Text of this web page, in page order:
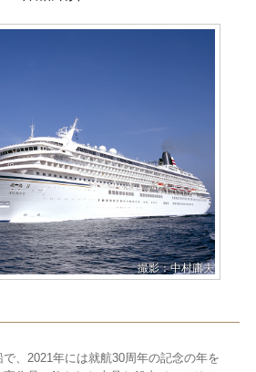
撮影：中村庸夫
、2021年には就航30周年の記念の年を